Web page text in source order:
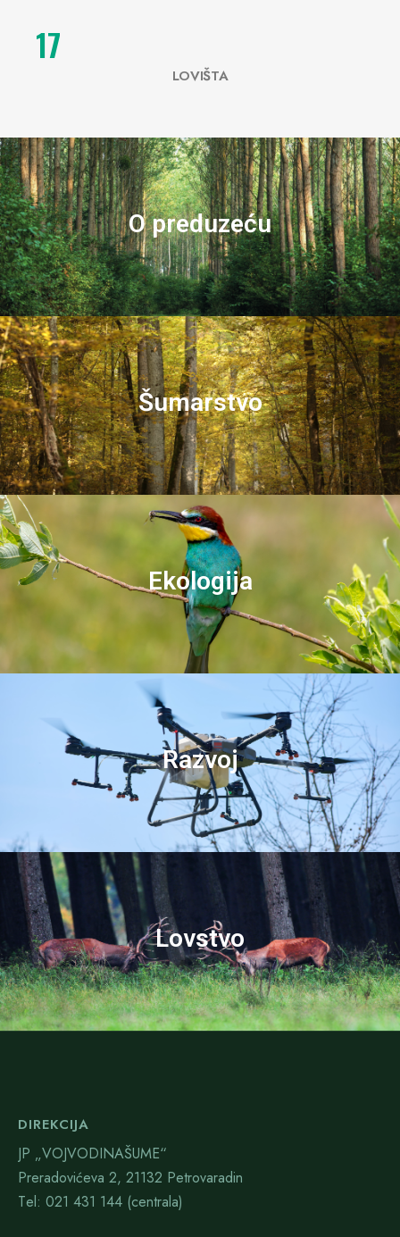
LOVIŠTA
17
O preduzeću
Šumarstvo
Ekologija
Razvoj
Lovstvo
DIREKCIJA
JP „VOJVODINAŠUME“
Preradovićeva 2, 21132 Petrovaradin
Тel: 021 431 144 (centrala)